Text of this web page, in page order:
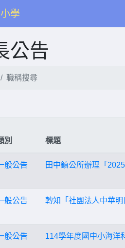
學
公告
職稱搜尋
別 標題
般公告 田中鎮公所辦理「
般公告 轉知「社團法人中華
般公告 114學年度國中小海洋